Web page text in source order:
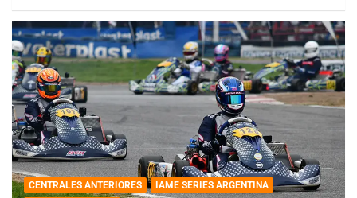
CENTRALES ANTERIORES
IAME SERIES ARGENTINA